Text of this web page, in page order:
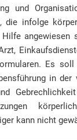
und
die infolge
angewiesen
Es soll
in der
kann nicht